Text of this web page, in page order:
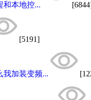
和本地控...
[5191]
我加装变频...